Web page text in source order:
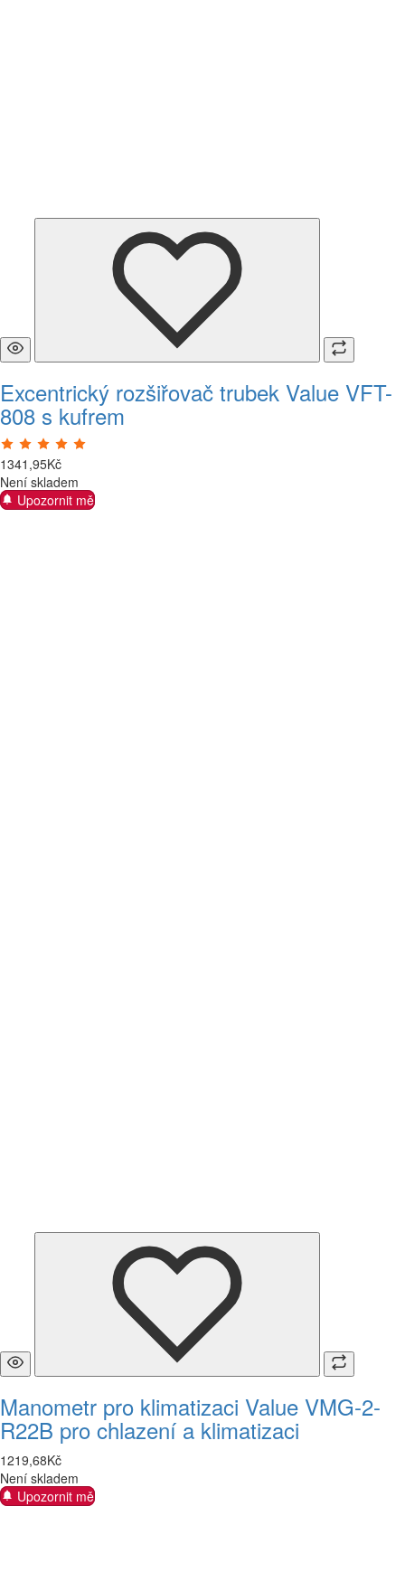
Excentrický rozšiřovač trubek Value VFT-
808 s kufrem
1341 ,95Kč
Není skladem
Upozornit mě
Manometr pro klimatizaci Value VMG-2-
R22B pro chlazení a klimatizaci
1219,68Kč
Není skladem
Upozornit mě